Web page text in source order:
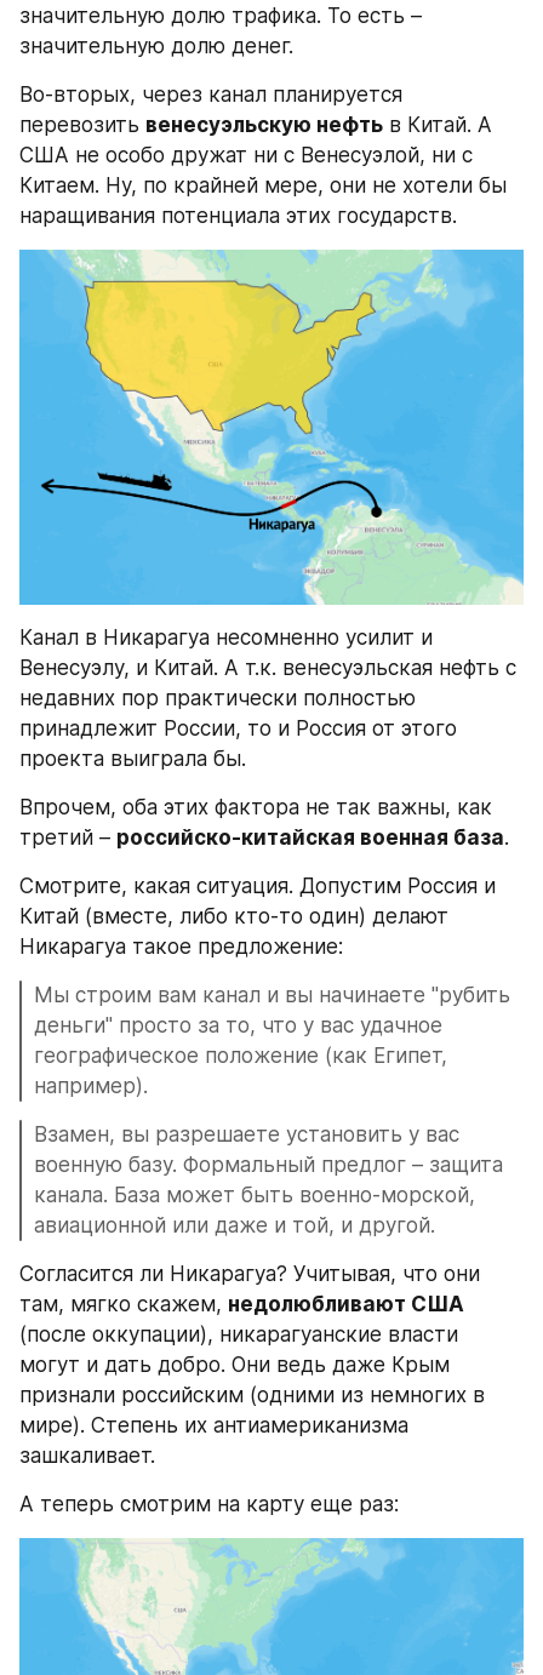
значительную долю трафика. То есть –
значительную долю денег.
Во-вторых, через канал планируется
перевозить венесуэльскую нефть в Китай. А
США не особо дружат ни с Венесуэлой, ни с
Китаем. Ну, по крайней мере, они не хотели бы
наращивания потенциала этих государств.
Канал в Никарагуа несомненно усилит и
Венесуэлу, и Китай. А т.к. венесуэльская нефть с
недавних пор практически полностью
принадлежит России, то и Россия от этого
проекта выиграла бы.
Впрочем, оба этих фактора не так важны, как
третий – российско-китайская военная база.
Смотрите, какая ситуация. Допустим Россия и
Китай (вместе, либо кто-то один) делают
Никарагуа такое предложение:
Мы строим вам канал и вы начинаете "рубить
деньги" просто за то, что у вас удачное
географическое положение (как Египет,
например).
Взамен, вы разрешаете установить у вас
военную базу. Формальный предлог – защита
канала. База может быть военно-морской,
авиационной или даже и той, и другой.
Согласится ли Никарагуа? Учитывая, что они
там, мягко скажем, недолюбливают США
(после оккупации), никарагуанские власти
могут и дать добро. Они ведь даже Крым
признали российским (одними из немногих в
мире). Степень их антиамериканизма
зашкаливает.
А теперь смотрим на карту еще раз: